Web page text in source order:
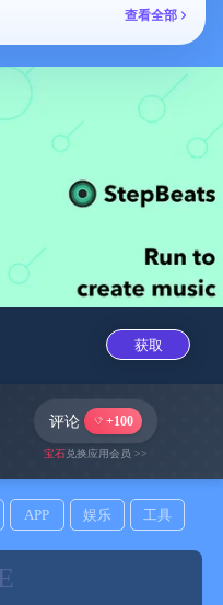
查看全部
获取
评论 +100
宝石兑换应用会员 >>
APP 娱乐 工具